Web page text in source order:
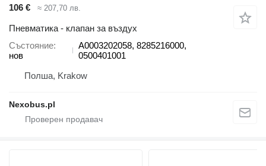
106 € ≈ 207,70 лв.
Пневматика - клапан за въздух
Състояние
нов
A0003202058, 8285216000,
0500401001
Полша, Krakow
Nexobus.pl